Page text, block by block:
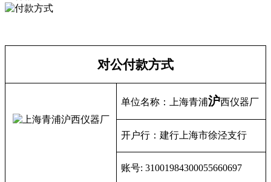
对公付款方式
单位名称：上海青浦沪西仪器厂
开户行：建行上海市徐泾支行
账号: 31001984300055660697